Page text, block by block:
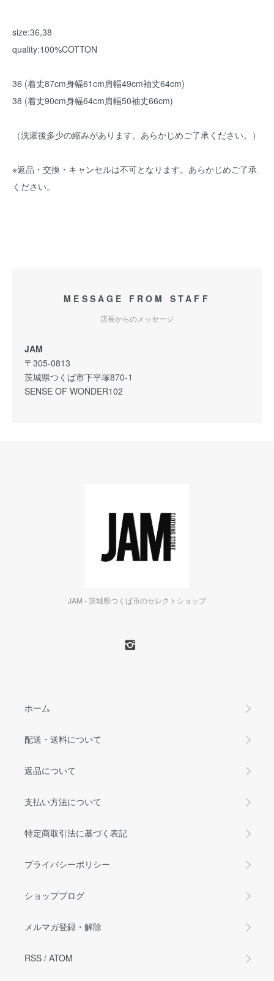
size:36,38
quality:100%COTTON
36 (着丈87cm身幅61cm肩幅49cm袖丈64cm)
38 (着丈90cm身幅64cm肩幅50袖丈66cm)
（洗濯後多少の縮みがあります。あらかじめご了承ください。）
※返品・交換・キャンセルは不可となります。あらかじめご了承
ください。
MESSAGE FROM STAFF
店長からのメッセージ
JAM
〒305-0813
茨城県つくば市下平塚870-1
SENSE OF WONDER102
JAM - 茨城県つくば市のセレクトショップ
ホーム
配送・送料について
返品について
支払い方法について
特定商取引法に基づく表記
プライバシーポリシー
ショップブログ
メルマガ登録・解除
RSS / ATOM